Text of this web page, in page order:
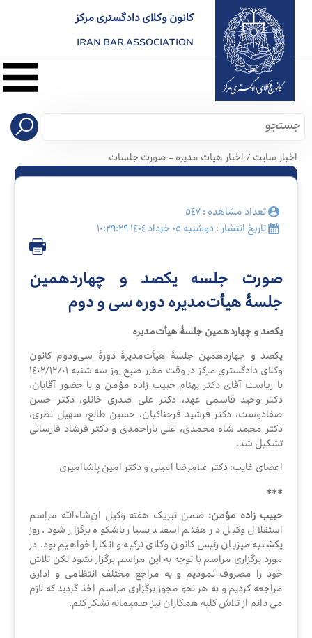
کانون وکلای دادگستری مرکز
IRAN BAR ASSOCIATION
اخبار سایت / اخبار هیات مدیره - صورت جلسات
تعداد مشاهده : ٥٤٧
تاریخ انتشار : دوشنبه ٠٥ خرداد ١٤٠٤ ١٠:٢٩:٢٩
صورت جلسه یکصد و چهاردهمین
جلسۀ هیأت‌مدیره دوره سی و دوم
یکصد و چهاردهمین جلسۀ هیأت‌مدیره
یکصد و چهاردهمین جلسۀ هیأت‌مدیرۀ دورۀ سی‌ودوم کانون
وکلای دادگستری مرکز در وقت مقرر صبح روز سه شنبه ١٤٠٢/١٢/٠١
با ریاست آقای دکتر بهنام حبیب زاده مؤمن و با حضور آقایان،
دکتر وحید قاسمی عهد، دکتر علی صدری خانلو، دکتر حسن
صفادوست، دکتر فرشید فرحناکیان، حسین طالع، سهیل نظری،
دکتر محمد شاه محمدی، علی یاراحمدی و دکتر فرشاد فارسانی
تشکیل شد.
اعضای غایب: دکتر غلامرضا امینی و دکتر امین پاشاامیری
***
حبیب زاده مؤمن: ضمن تبریک هفته وکیل ان‌شاءالله مراسم
استقلال وکیل در هفتم اسفند بسیار باشکوه برگزار شود. روز
یکشنبه میزبان رئیس کانون وکلای ترکیه و آنکارا خواهیم بود. در
مورد برگزاری مراسم با توجه به این مراسم برگزار نشود لکن تلاش
خود را مصروف نمودیم و به مراجع مختلف انتظامی و اداری
مراجعه کردیم و به هر نحو مجوز برگزاری مراسم اخذ گردید که لازم
می دانم از تلاش کلیه همکاران نیز صمیمانه تشکر کنم.
نخست
معرفی
کانون
صدور
داوری
جستجوی
وکیل
قوانین
مقررات
خدمات
الکترونیک